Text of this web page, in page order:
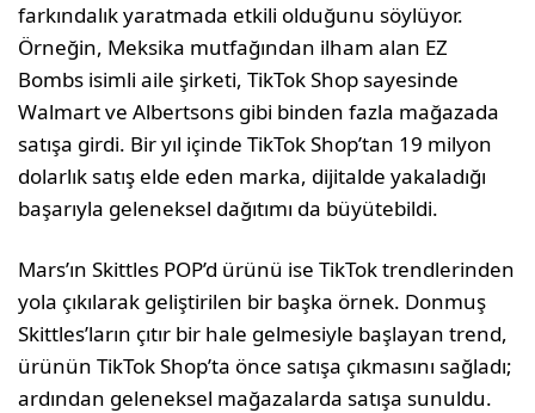
farkındalık yaratmada etkili olduğunu söylüyor.
Örneğin, Meksika mutfağından ilham alan EZ
Bombs isimli aile şirketi, TikTok Shop sayesinde
Walmart ve Albertsons gibi binden fazla mağazada
satışa girdi. Bir yıl içinde TikTok Shop’tan 19 milyon
dolarlık satış elde eden marka, dijitalde yakaladığı
başarıyla geleneksel dağıtımı da büyütebildi.
Mars’ın Skittles POP’d ürünü ise TikTok trendlerinden
yola çıkılarak geliştirilen bir başka örnek. Donmuş
Skittles’ların çıtır bir hale gelmesiyle başlayan trend,
ürünün TikTok Shop’ta önce satışa çıkmasını sağladı;
ardından geleneksel mağazalarda satışa sunuldu.